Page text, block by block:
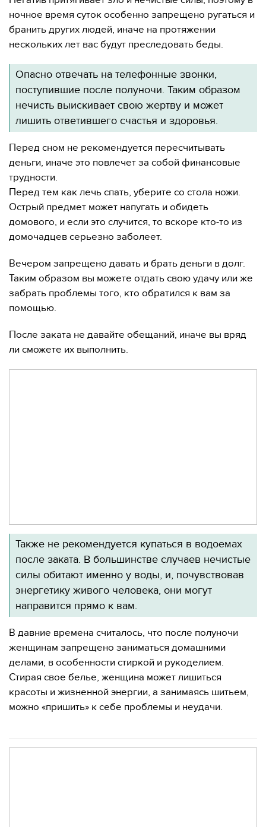
ночное время суток особенно запрещено ругаться и
бранить других людей, иначе на протяжении
нескольких лет вас будут преследовать беды.
Опасно отвечать на телефонные звонки,
поступившие после полуночи. Таким образом
нечисть выискивает свою жертву и может
лишить ответившего счастья и здоровья.
Перед сном не рекомендуется пересчитывать
деньги, иначе это повлечет за собой финансовые
трудности.
Перед тем как лечь спать, уберите со стола ножи.
Острый предмет может напугать и обидеть
домового, и если это случится, то вскоре кто-то из
домочадцев серьезно заболеет.
Вечером запрещено давать и брать деньги в долг.
Таким образом вы можете отдать свою удачу или же
забрать проблемы того, кто обратился к вам за
помощью.
После заката не давайте обещаний, иначе вы вряд
ли сможете их выполнить.
Также не рекомендуется купаться в водоемах
после заката. В большинстве случаев нечистые
силы обитают именно у воды, и, почувствовав
энергетику живого человека, они могут
направится прямо к вам.
В давние времена считалось, что после полуночи
женщинам запрещено заниматься домашними
делами, в особенности стиркой и рукоделием.
Стирая свое белье, женщина может лишиться
красоты и жизненной энергии, а занимаясь шитьем,
можно «пришить» к себе проблемы и неудачи.